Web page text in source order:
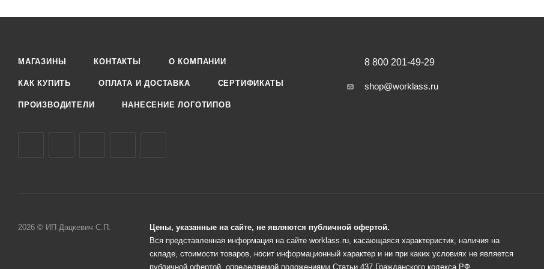
МАГАЗИНЫ КОНТАКТЫ О КОМПАНИИ
КАК КУПИТЬ ОПЛАТА И ДОСТАВКА СЕРТИФИКАТЫ
ПРОИЗВОДИТЕЛИ НАНЕСЕНИЕ ЛОГОТИПОВ
8 800 201-49-29
shop@worklass.ru
2026 © ИП Дацкевич С.П.
Цены, указанные на сайте, не являются публичной офертой.
Вся представленная информация на сайте worklass.ru, касающаяся характеристик, наличия на
складе, стоимости товаров, носит информационный характер и ни при каких условиях не является
публичной офертой, определяемой положениями Статьи 437 Гражданского кодекса РФ.